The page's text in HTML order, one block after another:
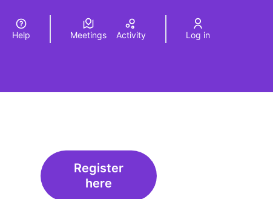
Elegir el idiomaChoose language
Help Meetings Activity Log in
Register
here